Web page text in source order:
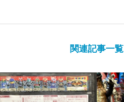
関連記事一覧